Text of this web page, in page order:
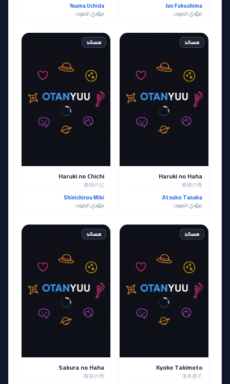
Jun Fukushima
مؤدي الصوت
Yuuma Uchida
مؤدي الصوت
مساند
Haruki no Haha
春樹の母
Atsuko Tanaka
مؤدي الصوت
مساند
Haruki no Chichi
春樹の父
Shinichirou Miki
مؤدي الصوت
مساند
Kyoko Takimoto
滝本恭子
مساند
Sakura no Haha
桜良の母